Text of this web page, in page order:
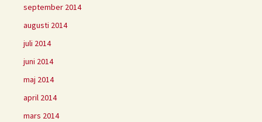
september 2014
augusti 2014
juli 2014
juni 2014
maj 2014
april 2014
mars 2014